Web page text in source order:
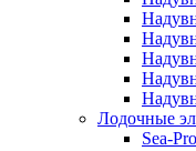
Лодочные
Sea-Pro